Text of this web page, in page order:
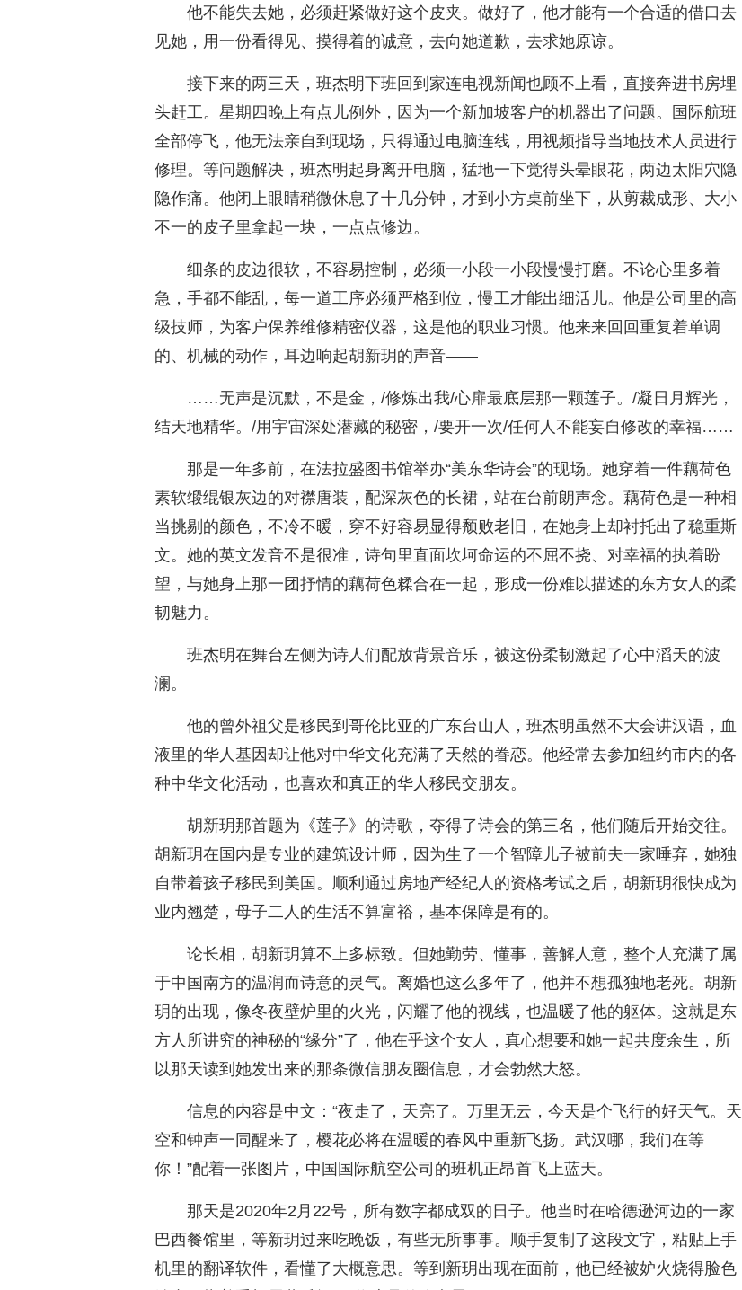
他不能失去她，必须赶紧做好这个皮夹。做好了，他才能有一个合适的借口去
见她，用一份看得见、摸得着的诚意，去向她道歉，去求她原谅。
接下来的两三天，班杰明下班回到家连电视新闻也顾不上看，直接奔进书房埋
头赶工。星期四晚上有点儿例外，因为一个新加坡客户的机器出了问题。国际航班
全部停飞，他无法亲自到现场，只得通过电脑连线，用视频指导当地技术人员进行
修理。等问题解决，班杰明起身离开电脑，猛地一下觉得头晕眼花，两边太阳穴隐
隐作痛。他闭上眼睛稍微休息了十几分钟，才到小方桌前坐下，从剪裁成形、大小
不一的皮子里拿起一块，一点点修边。
细条的皮边很软，不容易控制，必须一小段一小段慢慢打磨。不论心里多着
急，手都不能乱，每一道工序必须严格到位，慢工才能出细活儿。他是公司里的高
级技师，为客户保养维修精密仪器，这是他的职业习惯。他来来回回重复着单调
的、机械的动作，耳边响起胡新玥的声音——
……无声是沉默，不是金，/修炼出我/心扉最底层那一颗莲子。/凝日月辉光，
结天地精华。/用宇宙深处潜藏的秘密，/要开一次/任何人不能妄自修改的幸福……
那是一年多前，在法拉盛图书馆举办“美东华诗会”的现场。她穿着一件藕荷色
素软缎绲银灰边的对襟唐装，配深灰色的长裙，站在台前朗声念。藕荷色是一种相
当挑剔的颜色，不冷不暖，穿不好容易显得颓败老旧，在她身上却衬托出了稳重斯
文。她的英文发音不是很准，诗句里直面坎坷命运的不屈不挠、对幸福的执着盼
望，与她身上那一团抒情的藕荷色糅合在一起，形成一份难以描述的东方女人的柔
韧魅力。
班杰明在舞台左侧为诗人们配放背景音乐，被这份柔韧激起了心中滔天的波
澜。
他的曾外祖父是移民到哥伦比亚的广东台山人，班杰明虽然不大会讲汉语，血
液里的华人基因却让他对中华文化充满了天然的眷恋。他经常去参加纽约市内的各
种中华文化活动，也喜欢和真正的华人移民交朋友。
胡新玥那首题为《莲子》的诗歌，夺得了诗会的第三名，他们随后开始交往。
胡新玥在国内是专业的建筑设计师，因为生了一个智障儿子被前夫一家唾弃，她独
自带着孩子移民到美国。顺利通过房地产经纪人的资格考试之后，胡新玥很快成为
业内翘楚，母子二人的生活不算富裕，基本保障是有的。
论长相，胡新玥算不上多标致。但她勤劳、懂事，善解人意，整个人充满了属
于中国南方的温润而诗意的灵气。离婚也这么多年了，他并不想孤独地老死。胡新
玥的出现，像冬夜壁炉里的火光，闪耀了他的视线，也温暖了他的躯体。这就是东
方人所讲究的神秘的“缘分”了，他在乎这个女人，真心想要和她一起共度余生，所
以那天读到她发出来的那条微信朋友圈信息，才会勃然大怒。
信息的内容是中文：“夜走了，天亮了。万里无云，今天是个飞行的好天气。天
空和钟声一同醒来了，樱花必将在温暖的春风中重新飞扬。武汉哪，我们在等
你！”配着一张图片，中国国际航空公司的班机正昂首飞上蓝天。
那天是2020年2月22号，所有数字都成双的日子。他当时在哈德逊河边的一家
巴西餐馆里，等新玥过来吃晚饭，有些无所事事。顺手复制了这段文字，粘贴上手
机里的翻译软件，看懂了大概意思。等到新玥出现在面前，他已经被妒火烧得脸色